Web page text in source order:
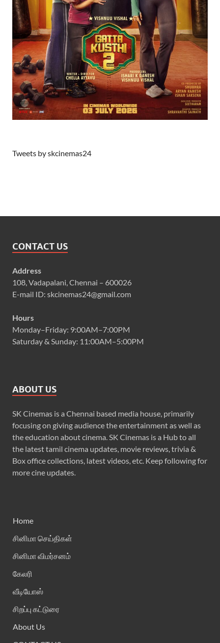
Tweets by skcinemas24
CONTACT US
Address
108, Vadapalani, Chennai – 600026
E-mail ID: skcinemas24@gmail.com
Hours
Monday–Friday: 9:00AM–7:00PM
Saturday & Sunday: 11:00AM–5:00PM
ABOUT US
SK Cinemas is a Chennai based media house, primarily
focusing on giving audience the entertainment as well as
the education about cinema. SK Cinemas is a Hub to all
the latest tamil cinema updates, movie reviews, trivia &
Box office collections, latest videos, etc. Keep following for
more cine updates.
Home
சினிமா செய்திகள்
சினிமா விமர்சனம்
கேலரி
வீடியோஸ்
சிறப்பு கட்டுரை
About Us